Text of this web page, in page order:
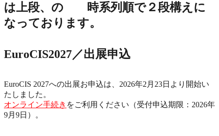
は上段、の 時系列順で２段構えに
なっております。
EuroCIS2027／出展申込
EuroCIS 2027への出展お申込は、2026年2月23日より開始い
たしました。
オンライン手続き をご利用ください（受付申込期限：2026年
9月9日）。